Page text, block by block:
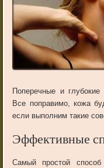
Поперечные и
Все поправимо, кожа
если выполним такие
Эффективные
Самый простой